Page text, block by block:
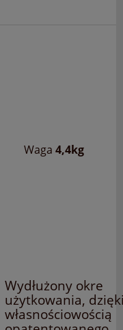
Waga 4,4kg
Wydłużony okre
użytkowania,
własnościowością